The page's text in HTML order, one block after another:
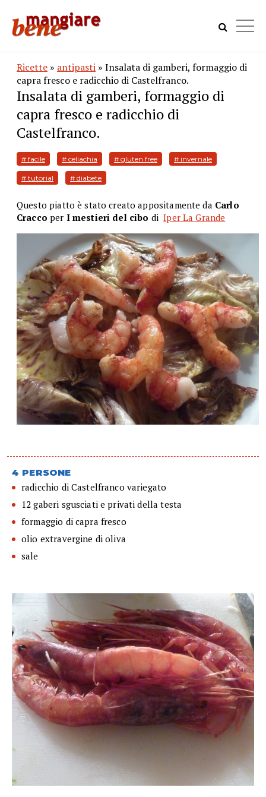
Ricette » antipasti » Insalata di gamberi, formaggio di
capra fresco e radicchio di Castelfranco.
Insalata di gamberi, formaggio di
capra fresco e radicchio di
Castelfranco.
# facile # celiachia # gluten free # invernale
# tutorial # diabete
Questo piatto è stato creato appositamente da Carlo
Cracco per I mestieri del cibo di Iper La Grande
4 PERSONE
radicchio di Castelfranco variegato
12 gaberi sgusciati e privati della testa
formaggio di capra fresco
olio extravergine di oliva
sale